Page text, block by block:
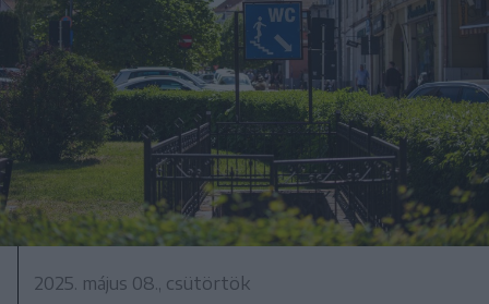
2025. május 08., csütörtök